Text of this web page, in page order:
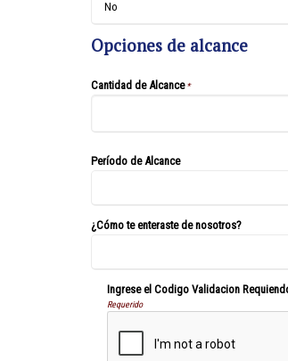
Opciones de alcance
Cantidad de Alcance*
Período de Alcance
¿Cómo te enteraste de nosotros?
Ingrese el Codigo Validacion
Requerido